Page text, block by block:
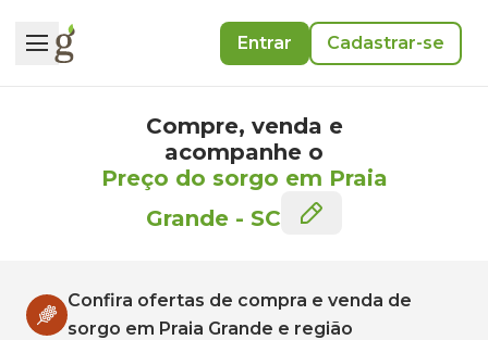
Entrar Cadastrar-se
Compre, venda e
acompanhe o
Preço do sorgo em Praia
Grande - SC
Confira ofertas de compra e venda de
sorgo em Praia Grande e região